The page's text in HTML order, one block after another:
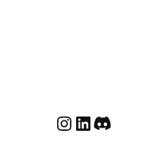
Instagram LinkedIn Discord